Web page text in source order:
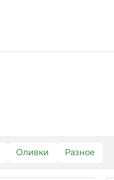
Оливки Разное